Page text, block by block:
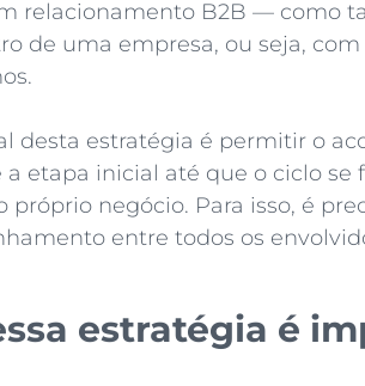
relacionamento B2B — como
de uma empresa, ou seja,
desta estratégia é permitir o
etapa inicial até que o ciclo se
próprio negócio. Para isso, é
entre todos os
estratégia é